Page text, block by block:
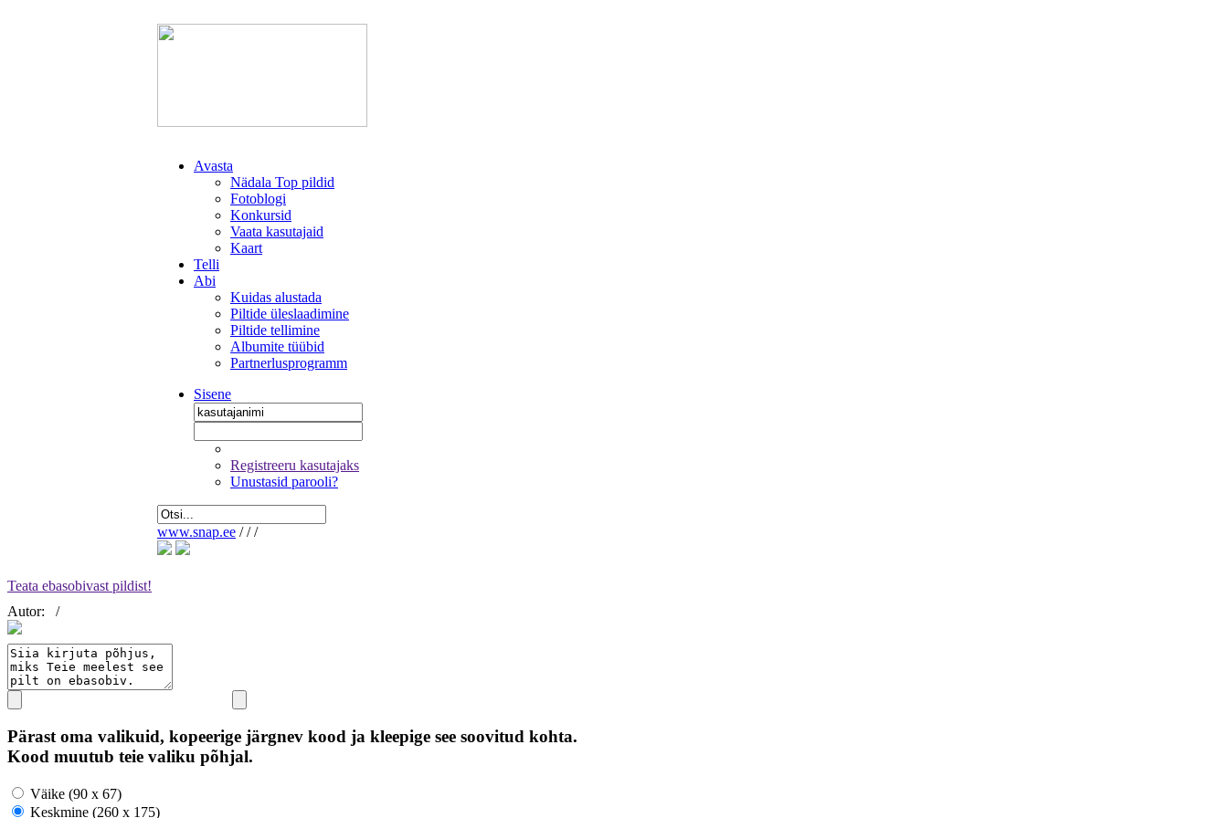
Avasta
Nädala Top pildid
Fotoblogi
Konkursid
Vaata kasutajaid
Kaart
Telli
Abi
Kuidas alustada
Piltide üleslaadimine
Piltide tellimine
Albumite tüübid
Partnerlusprogramm
Sisene
Registreeru kasutajaks
Unustasid parooli?
www.snap.ee / / /
Teata ebasobivast pildist!
Autor:
/
Pärast oma valikuid, kopeerige järgnev kood ja kleepige see soovitud kohta.
Kood muutub teie valiku põhjal.
Väike (90 x 67)
Keskmine (260 x 175)